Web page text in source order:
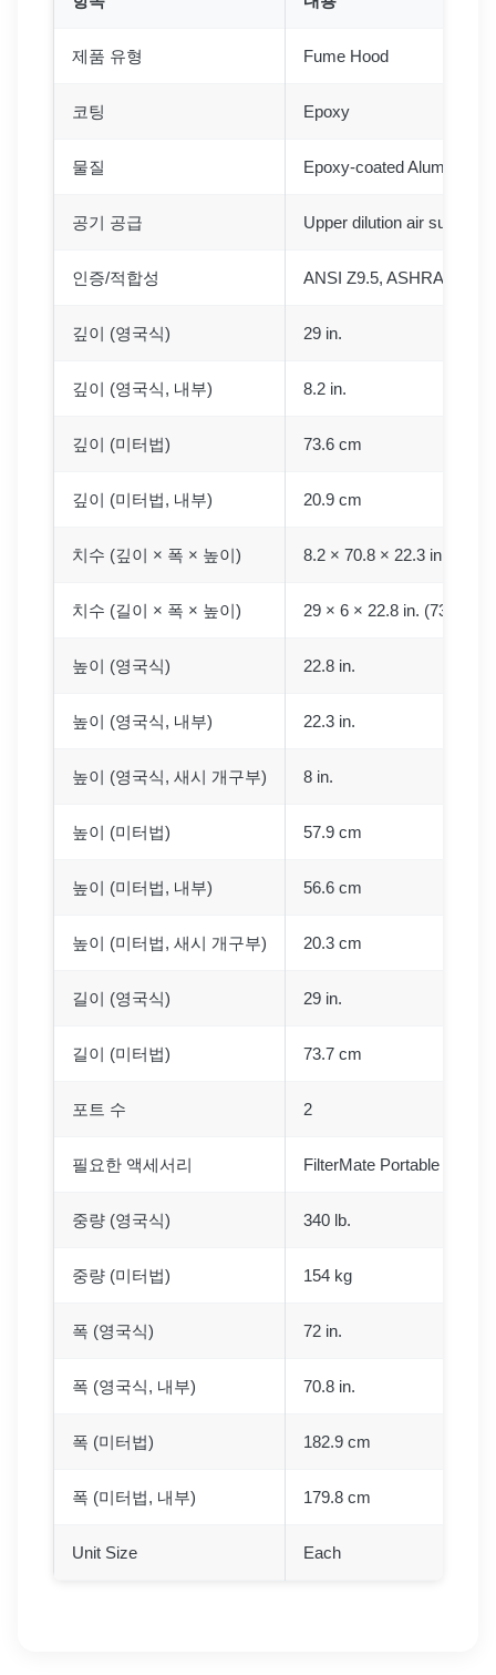
제품 유형 Fume Hood
코팅 Epoxy
물질 Epoxy-coated Aluminum
공기 공급 Upper dilution air supply
인증/적합성 ANSI Z9.5, ASHRAE 110,
깊이 (영국식) 29 in.
깊이 (영국식, 내부) 8.2 in.
깊이 (미터법) 73.6 cm
깊이 (미터법, 내부) 20.9 cm
치수 (깊이 × 폭 × 높이) 8.2 × 70.8 × 22.3 in. (20.9
치수 (길이 × 폭 × 높이) 29 × 6 × 22.8 in. (73.7 ×
높이 (영국식) 22.8 in.
높이 (영국식, 내부) 22.3 in.
높이 (영국식, 새시 개구부) 8 in.
높이 (미터법) 57.9 cm
높이 (미터법, 내부) 56.6 cm
높이 (미터법, 새시 개구부) 20.3 cm
길이 (영국식) 29 in.
길이 (미터법) 73.7 cm
포트 수 2
필요한 액세서리 FilterMate Portable
중량 (영국식) 340 lb.
중량 (미터법) 154 kg
폭 (영국식) 72 in.
폭 (영국식, 내부) 70.8 in.
폭 (미터법) 182.9 cm
폭 (미터법, 내부) 179.8 cm
Unit Size Each